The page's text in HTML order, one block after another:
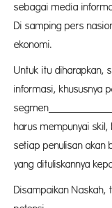
sebagai media
Di samping pers
ekonomi.
Untuk itu diharapkan,
informasi, khususnya
segmen
harus mempunyai
setiap penulisan akan
yang dituliskannya
Disampaikan Naskah,